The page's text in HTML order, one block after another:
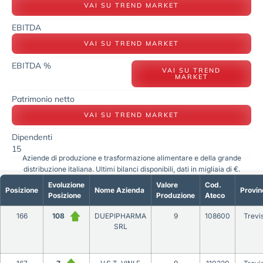
VAI SU TREND MARKET
EBITDA
VAI SU TREND MARKET
EBITDA % VAI SU TREND
MARKET
Patrimonio netto
VAI SU TREND MARKET
Dipendenti
15
Posizione
Evoluzione
Posizione
Nome Azienda
Valore
Produzione
Cod.
Ateco
166 108
DUEPIPHARMA
SRL
9 108600
Aziende di produzione e trasformazione alimentare e della grande
distribuzione italiana. Ultimi bilanci disponibili, dati in migliaia di €.